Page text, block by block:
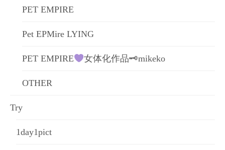
PET EMPIRE
Pet EPMire LYING
PET EMPIRE 女体化作品🗝mikeko
OTHER
Try
1day1pict